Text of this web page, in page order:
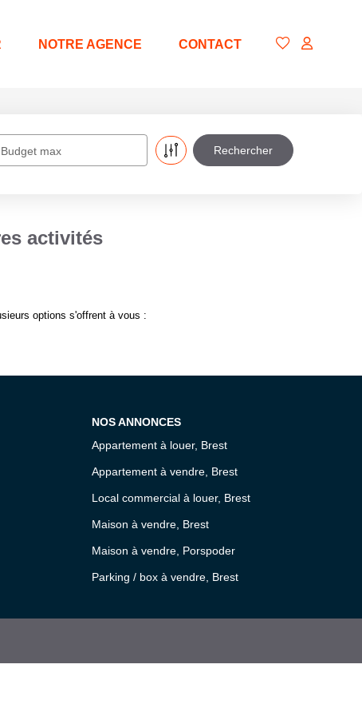
NOTRE AGENCE CONTACT
Budget max
activités
options s'offrent à vous :
NOS ANNONCES
Appartement à louer, Brest
Appartement à vendre, Brest
Local commercial à louer, Brest
Maison à vendre, Brest
Maison à vendre, Porspoder
Parking / box à vendre, Brest